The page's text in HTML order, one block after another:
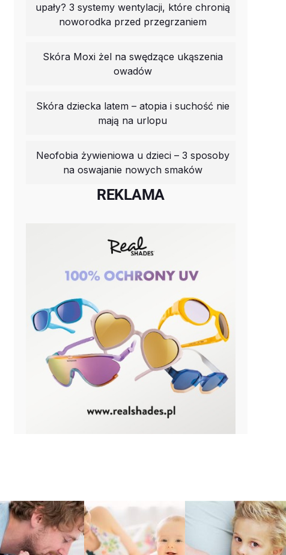
upały? 3 systemy wentylacji, które chronią
noworodka przed przegrzaniem
Skóra Moxi żel na swędzące ukąszenia
owadów
Skóra dziecka latem – atopia i suchość nie
mają na urlopu
Neofobia żywieniowa u dzieci – 3 sposoby
na oswajanie nowych smaków
REKLAMA